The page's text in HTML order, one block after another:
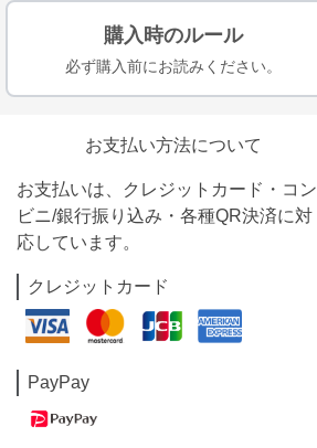
購入時のルール
必ず購入前にお読みください。
お支払い方法について
お支払いは、クレジットカード・コン
ビニ/銀行振り込み・各種QR決済に対
応しています。
クレジットカード
PayPay